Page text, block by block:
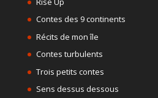
Contes des 9 continents
Récits de mon île
Contes turbulents
Trois petits contes
Sens dessus dessous